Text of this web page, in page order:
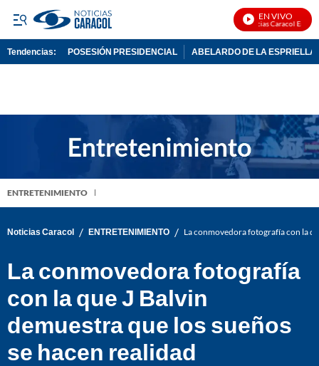
EN VIVO
Noticias Caracol En Vivo
Tendencias: POSESIÓN PRESIDENCIAL ABELARDO DE LA ESPRIELLA
ENTRETENIMIENTO
Noticias Caracol / ENTRETENIMIENTO / La conmovedora fotografía con la
La conmovedora fotografía
con la que J Balvin
demuestra que los sueños
se hacen realidad